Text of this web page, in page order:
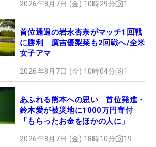
2026年8月7日 (金) 10時29分 1
首位通過の岩永杏奈がマッチ1回戦
に勝利 廣吉優梨菜も2回戦へ/全米
女子アマ
2026年8月7日 (金) 10時04分 1
あふれる熊本への思い 首位発進・
鈴木愛が被災地に1000万円寄付
「もらったお金をほかの人に」
2026年8月7日 (金) 18時10分 19